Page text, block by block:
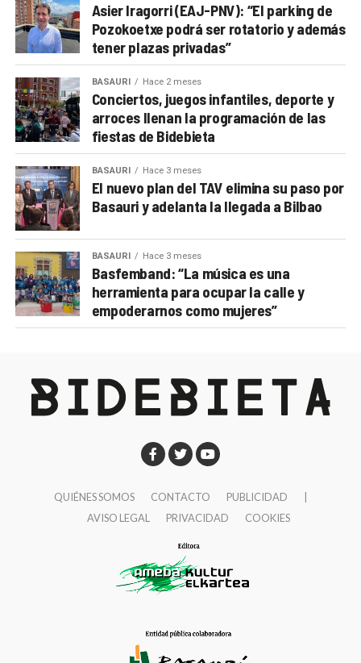
Asier Iragorri (EAJ-PNV): “El parking de
Pozokoetxe podrá ser rotatorio y además
tener plazas privadas”
BASAURI Hace 2 meses
Conciertos, juegos infantiles, deporte y
arroces llenan la programación de las
fiestas de Bidebieta
BASAURI Hace 3 meses
El nuevo plan del TAV elimina su paso por
Basauri y adelanta la llegada a Bilbao
BASAURI Hace 3 meses
Basfemband: “La música es una
herramienta para ocupar la calle y
empoderarnos como mujeres”
QUIÉNES SOMOS CONTACTO PUBLICIDAD
AVISO LEGAL
PRIVACIDAD COOKIES